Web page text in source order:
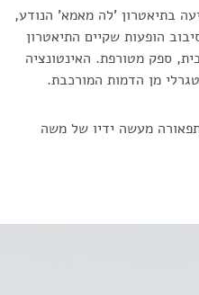
בתיאטרון 'לה מאמא' הנודע,
הופעות שקיים התיאטרון
ספק מטורפת. האינטונציה
מן הדמות המורכבת.
מעשה ידיו של משה